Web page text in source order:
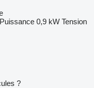
Puissance 0,9 kW Tension
?